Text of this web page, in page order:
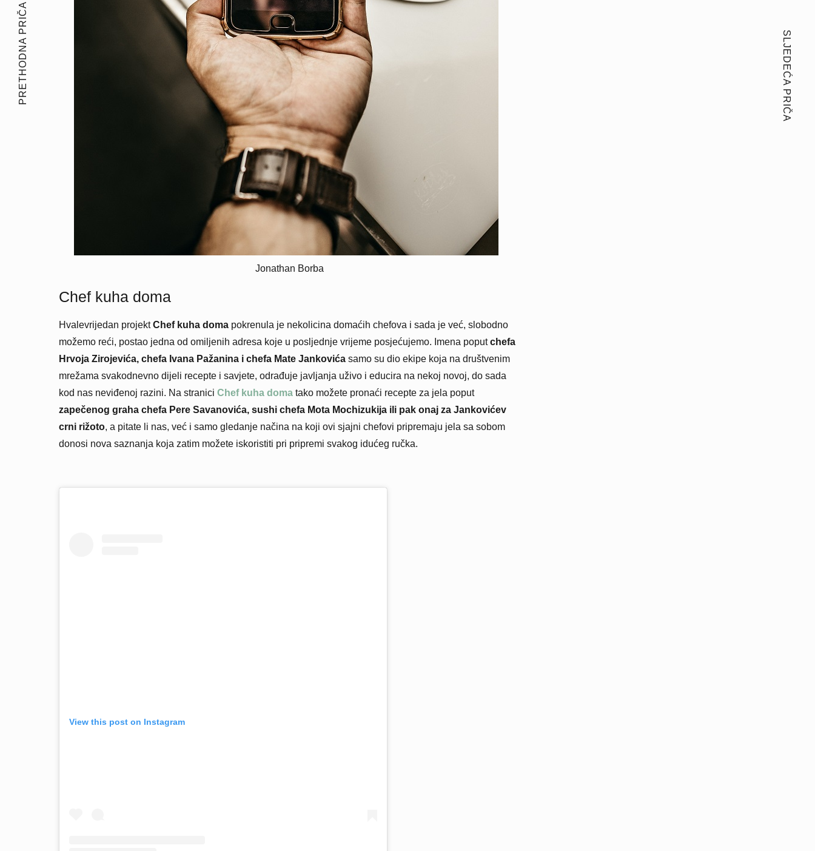
PRETHODNA PRIČA SLJEDEĆA PRIČA
Jonathan Borba
Chef kuha doma
Hvalevrijedan projektChef kuha doma pokrenula je nekolicina domaćih chefova i sada je već, slobodno
možemo reći, postao jedna od omiljenih adresa koje u posljednje vrijeme posjećujemo. Imena poputchefa
Hrvoja Zirojevića, chefa Ivana Pažanina i chefa Mate Jankovića samo su dio ekipe koja na društvenim
mrežama svakodnevno dijeli recepte i savjete, odrađuje javljanja uživo i educira na nekoj novoj, do sada
kod nas neviđenoj razini. Na stranici Chef kuha doma tako možete pronaći recepte za jela poput
zapečenog graha chefa Pere Savanovića, sushi chefa Mota Mochizukija ili pak onaj za Jankovićev
crni rižoto, a pitate li nas, već i samo gledanje načina na koji ovi sjajni chefovi pripremaju jela sa sobom
donosi nova saznanja koja zatim možete iskoristiti pri pripremi svakog idućeg ručka.
View this post on Instagram